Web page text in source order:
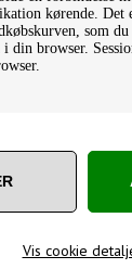
kørende.
som
din browser.
Vis cookie
MM &